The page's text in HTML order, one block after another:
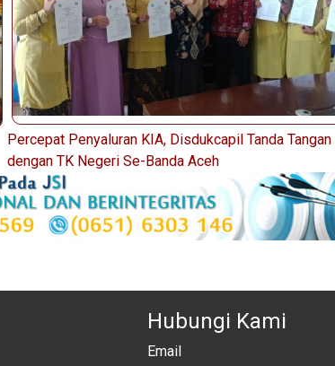
Percepat Penyaluran KIA, Disdukcapil Tanda Tangan
dengan TK Negeri Se-Banda Aceh
Hubungi Kami
Email